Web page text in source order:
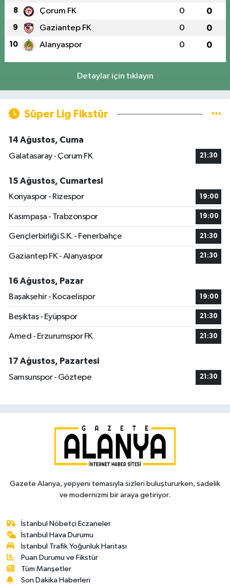
8 Çorum FK 0 0
9 Gaziantep FK 0 0
10 Alanyaspor 0 0
Detaylar için tıklayın
Süper Lig Fikstür
14 Ağustos, Cuma
Galatasaray - Çorum FK
21:30
15 Ağustos, Cumartesi
Konyaspor - Rizespor
19:00
Kasımpaşa - Trabzonspor 19:00
Gençlerbirliği S.K. - Fenerbahçe 21:30
Gaziantep FK - Alanyaspor 21:30
16 Ağustos, Pazar
Başakşehir - Kocaelispor
19:00
Beşiktaş - Eyüpspor 21:30
Amed - Erzurumspor FK 21:30
17 Ağustos, Pazartesi
Samsunspor - Göztepe
21:30
Gazete Alanya, yepyeni temasıyla sizleri buluştururken, sadelik
ve modernizmi bir araya getiriyor.
İstanbul Nöbetçi Eczaneler
İstanbul Hava Durumu
İstanbul Trafik Yoğunluk Haritası
Puan Durumu ve Fikstür
Tüm Manşetler
Son Dakika Haberleri